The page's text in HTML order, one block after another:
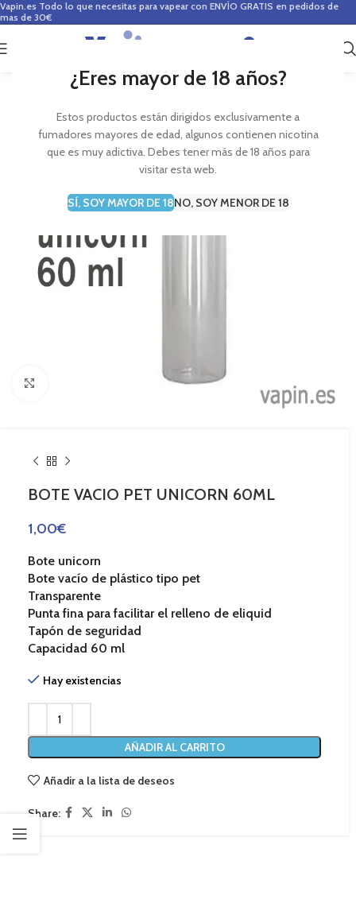
¿Eres mayor de 18 años?
Estos productos están dirigidos exclusivamente a
fumadores mayores de edad, algunos contienen nicotina
que es muy adictiva. Debes tener más de 18 años para
visitar esta web.
SÍ, SOY MAYOR DE 18NO, SOY MENOR DE 18
Vapin.es Todo lo que necesitas para vapear con ENVÍO GRATIS en pedidos de
mas de 30€
0
BOTE VACIO PET UNICORN 60ML
1,00€
Bote unicorn
Bote vacío de plástico tipo pet
Transparente
Punta fina para facilitar el relleno de eliquid
Tapón de seguridad
Capacidad 60 ml
Hay existencias
AÑADIR AL CARRITO
Añadir a la lista de deseos
Share: